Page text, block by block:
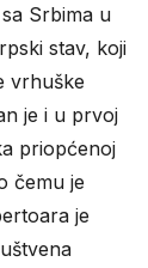
Srbima u
stav, koji
vrhuške
je i u prvoj
priopćenoj
čemu je
je